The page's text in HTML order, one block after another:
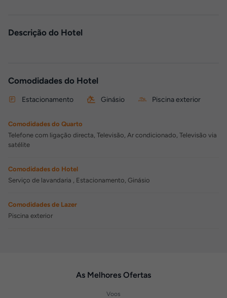
Descrição do Hotel
Comodidades do Hotel
Estacionamento Ginásio Piscina exterior
Comodidades do Quarto
Telefone com ligação directa, Televisão, Ar condicionado, Televisão via
satélite
Comodidades do Hotel
Serviço de lavandaria , Estacionamento, Ginásio
Comodidades de Lazer
Piscina exterior
As Melhores Ofertas
Voos